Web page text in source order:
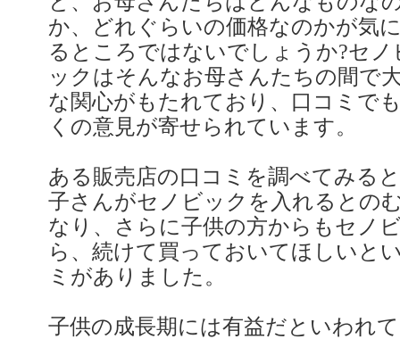
か、どれぐらいの価格なのかが気
るところではないでしょうか?セノ
ックはそんなお母さんたちの間で
な関心がもたれており、口コミで
くの意見が寄せられています。
ある販売店の口コミを調べてみる
子さんがセノビックを入れるとの
なり、さらに子供の方からもセノ
ら、続けて買っておいてほしいと
ミがありました。
子供の成長期には有益だといわれ